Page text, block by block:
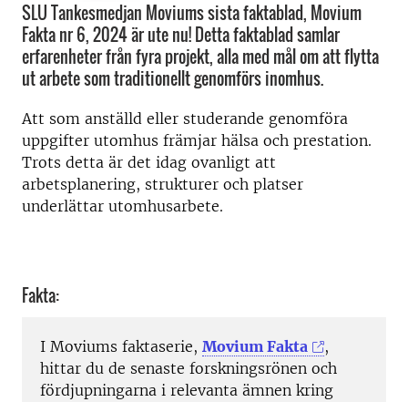
SLU Tankesmedjan Moviums sista faktablad, Movium
Fakta nr 6, 2024 är ute nu! Detta faktablad samlar
erfarenheter från fyra projekt, alla med mål om att flytta
ut arbete som traditionellt genomförs inomhus.
Att som anställd eller studerande genomföra
uppgifter utomhus främjar hälsa och prestation.
Trots detta är det idag ovanligt att
arbetsplanering, strukturer och platser
underlättar utomhusarbete.
Fakta:
I Moviums faktaserie, Movium Fakta
,
hittar du de senaste forskningsrönen och
fördjupningarna i relevanta ämnen kring